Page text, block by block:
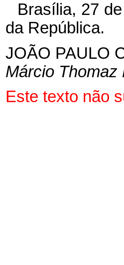
Brasília, 27
da República.
JOÃO PAULO
Márcio Thomaz
Este texto não